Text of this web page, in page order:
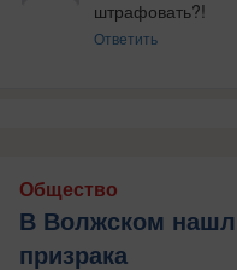
штрафовать?!
Ответить
Общество
В Волжском
призрака